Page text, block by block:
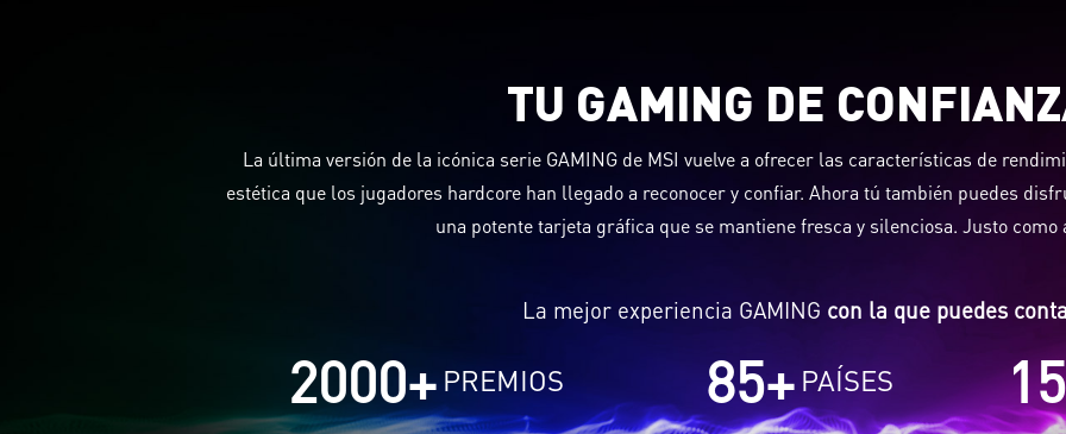
TU GAMING DE
La última versión de la icónica serie GAMING de MSI vuelve a ofrecer las características de
estética que los jugadores hardcore han llegado a reconocer y confiar. Ahora tú también puedes
una potente tarjeta gráfica que se mantiene fresca y silenciosa. Justo como
La mejor experiencia GAMING con la que puedes
2000+ PREMIOS 85+ PAÍSES